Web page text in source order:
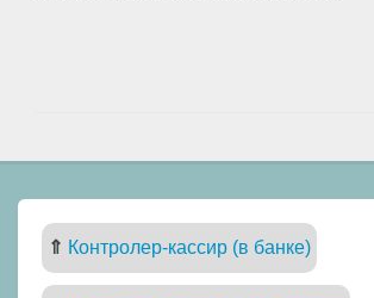
⇑ Контролер-кассир (в банке)